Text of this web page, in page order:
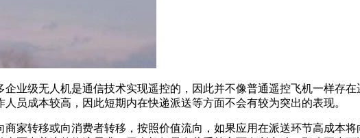
业级无人机是通信技术实现遥控的，因此并不像普通遥控飞机一样存
员成本较高，因此短期内在快递派送等方面不会有较为突出的表现。
家转移或向消费者转移，按照价值流向，如果应用在派送环节高成本